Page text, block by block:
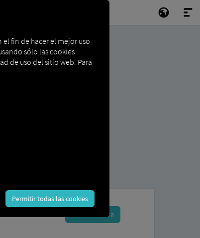
Reserva ahora
fin de hacer el mejor uso
sólo las cookies
de uso del sitio web. Para
Permitir todas las cookies